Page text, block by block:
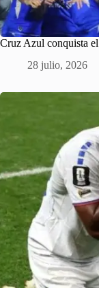
Cruz Azul conquista
28 julio, 2026